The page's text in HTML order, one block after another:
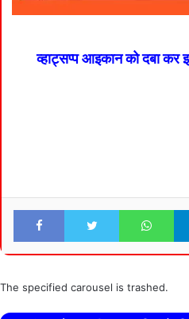
व्हाट्सप्प आइकान को दबा
Facebook Twitter
The specified carousel is trashed.